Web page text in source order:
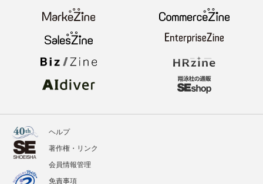
ヘルプ
著作権・リンク
会員情報管理
免責事項